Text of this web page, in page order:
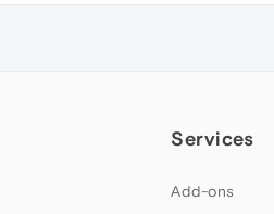
Services
Add-ons